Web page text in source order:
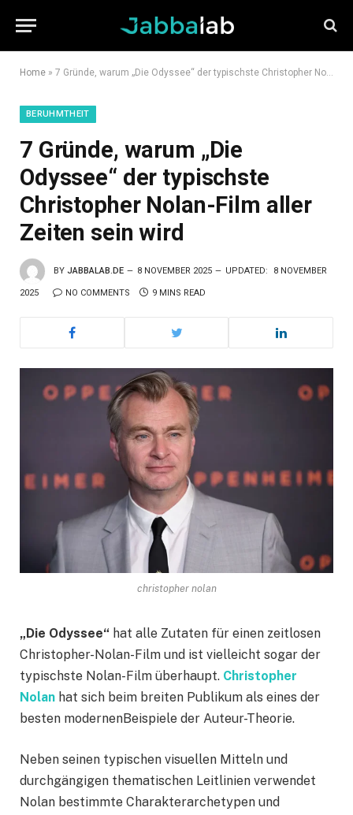
Home » 7 Gründe, warum „Die Odyssee“ der typischste Christopher Nolan-Film aller Zeiten sein wird
BERUHMTHEIT
7 Gründe, warum „Die
Odyssee“ der typischste
Christopher Nolan-Film aller
Zeiten sein wird
BY JABBALAB.DE 8 NOVEMBER 2025 UPDATED: 8 NOVEMBER
2025 NO COMMENTS 9 MINS READ
christopher nolan
„Die Odyssee“ hat alle Zutaten für einen zeitlosen
Christopher-Nolan-Film und ist vielleicht sogar der
typischste Nolan-Film überhaupt. Christopher
Nolan hat sich beim breiten Publikum als eines der
besten modernenBeispiele der Auteur-Theorie.
Neben seinen typischen visuellen Mitteln und
durchgängigen thematischen Leitlinien verwendet
Nolan bestimmte Charakterarchetypen und